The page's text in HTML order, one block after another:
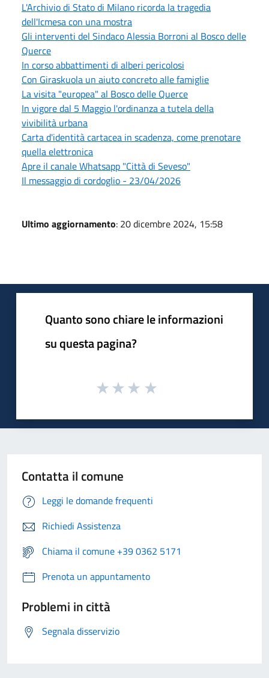
L'Archivio di Stato di Milano ricorda la tragedia
dell'Icmesa con una mostra
Gli interventi del Sindaco Alessia Borroni al Bosco delle
Querce
In corso abbattimenti di alberi pericolosi
Con Giraskuola un aiuto concreto alle famiglie
La visita "europea" al Bosco delle Querce
In vigore dal 5 Maggio l'ordinanza a tutela della
vivibilità urbana
Carta d'identità cartacea in scadenza, come prenotare
quella elettronica
Apre il canale Whatsapp "Città di Seveso"
Il messaggio di cordoglio - 23/04/2026
Ultimo aggiornamento: 20 dicembre 2024, 15:58
Quanto sono chiare le informazioni
su questa pagina?
Contatta il comune
Leggi le domande frequenti
Richiedi Assistenza
Chiama il comune +39 0362 5171
Prenota un appuntamento
Problemi in città
Segnala disservizio